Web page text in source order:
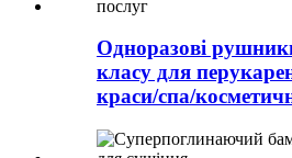
Одноразові
класу для
краси/спа/